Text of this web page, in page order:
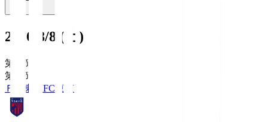
2026/8/8 (土)
第1節
第1節
ＦＣ東京FC東京